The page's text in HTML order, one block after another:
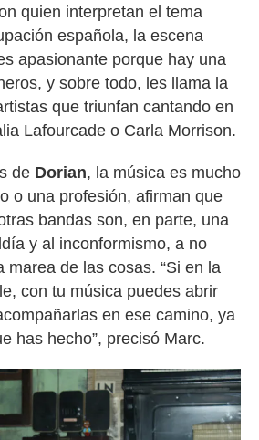
quien interpretan el tema
española, la escena
apasionante porque hay una
y sobre todo, les llama la
que triunfan cantando en
Lafourcade o Carla Morrison.
de Dorian, la música es mucho
o una profesión, afirman que
bandas son, en parte, una
y al inconformismo, a no
marea de las cosas. “Si en la
con tu música puedes abrir
en ese camino, ya
has hecho”, precisó Marc.